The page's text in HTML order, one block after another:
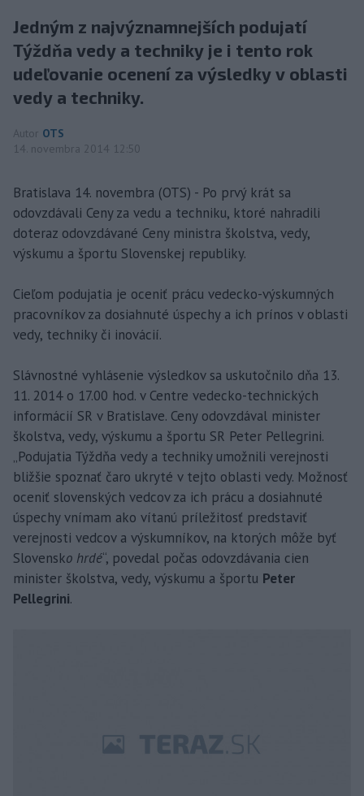
Jedným z najvýznamnejších podujatí
Týždňa vedy a techniky je i tento rok
udeľovanie ocenení za výsledky v oblasti
vedy a techniky.
Autor OTS
14. novembra 2014 12:50
Bratislava 14. novembra (OTS) - Po prvý krát sa
odovzdávali Ceny za vedu a techniku, ktoré nahradili
doteraz odovzdávané Ceny ministra školstva, vedy,
výskumu a športu Slovenskej republiky.
Cieľom podujatia je oceniť prácu vedecko-výskumných
pracovníkov za dosiahnuté úspechy a ich prínos v oblasti
vedy, techniky či inovácií.
Slávnostné vyhlásenie výsledkov sa uskutočnilo dňa 13.
11. 2014 o 17.00 hod. v Centre vedecko-technických
informácií SR v Bratislave. Ceny odovzdával minister
školstva, vedy, výskumu a športu SR Peter Pellegrini.
„Podujatia Týždňa vedy a techniky umožnili verejnosti
bližšie spoznať čaro ukryté v tejto oblasti vedy. Možnosť
oceniť slovenských vedcov za ich prácu a dosiahnuté
úspechy vnímam ako vítanú príležitosť predstaviť
verejnosti vedcov a výskumníkov, na ktorých môže byť
Slovensko hrdé“, povedal počas odovzdávania cien
minister školstva, vedy, výskumu a športu Peter
Pellegrini.